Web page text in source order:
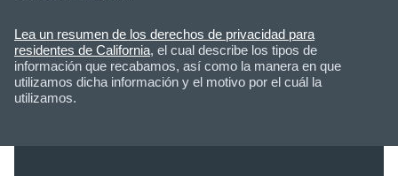
Lea un resumen de los derechos de privacidad para
residentes de California, el cual describe los tipos de
información que recabamos, así como la manera en que
utilizamos dicha información y el motivo por el cuál la
utilizamos.